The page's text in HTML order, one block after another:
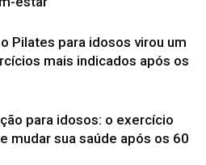
Pilates para idosos virou um
mais indicados após os
para idosos: o exercício
mudar sua saúde após os 60